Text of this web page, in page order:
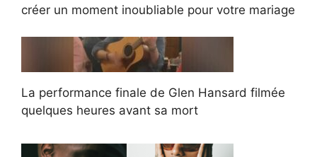
créer un moment inoubliable pour votre mariage
La performance finale de Glen Hansard filmée
quelques heures avant sa mort